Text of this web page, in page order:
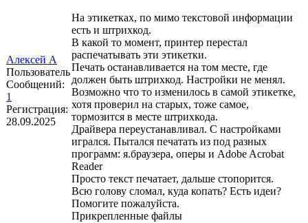
Алексей А
Пользователь
Сообщений:
1
Регистрация:
28.09.2025
На этикетках, по мимо текстовой информации
есть и штрихкод.
В какой то момент, принтер перестал
распечатывать эти этикетки.
Печать останавливается на том месте, где
должен быть штрихкод. Настройки не менял.
Возможно что то изменилось в самой этикетке,
хотя проверил на старых, тоже самое,
тормозится в месте штрихкода.
Драйвера переустанавливал. С настройками
игрался. Пытался печатать из под разных
программ: я.браузера, оперы и Adobe Acrobat
Reader
Просто текст печатает, дальше стопорится.
Всю голову сломал, куда копать? Есть идеи?
Помогите пожалуйста.
Прикрепленные файлы